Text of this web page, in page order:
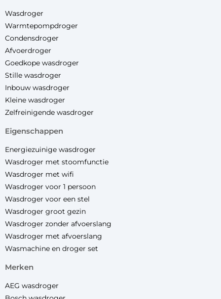
Wasdroger
Warmtepompdroger
Condensdroger
Afvoerdroger
Goedkope wasdroger
Stille wasdroger
Inbouw wasdroger
Kleine wasdroger
Zelfreinigende wasdroger
eigenschappen
Energiezuinige wasdroger
Wasdroger met stoomfunctie
Wasdroger met wifi
Wasdroger voor 1 persoon
Wasdroger voor een stel
Wasdroger groot gezin
Wasdroger zonder afvoerslang
Wasdroger met afvoerslang
Wasmachine en droger set
merken
AEG wasdroger